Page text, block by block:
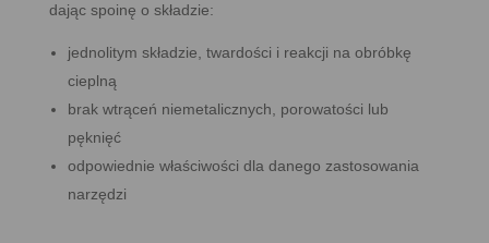
dając spoinę o składzie:
jednolitym składzie, twardości i reakcji na obróbkę
cieplną
brak wtrąceń niemetalicznych, porowatości lub
pęknięć
odpowiednie właściwości dla danego zastosowania
narzędzi